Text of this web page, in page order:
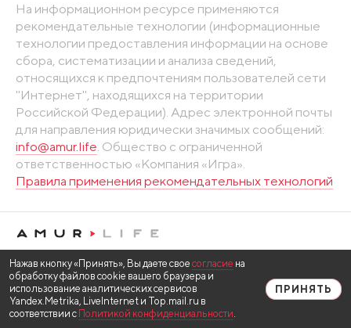
На информационном ресурсе применяются
рекомендательные технологии (информационные
технологии предоставления информации на основе
сбора, систематизации и анализа сведений,
относящихся к предпочтениям пользователей сети
"Интернет", находящихся на территории
Российской Федерации). Адрес электронной почты
для направления юридически значимых сообщений:
info@amur.life. Общество с ограниченной
ответственностью «Компания «Игра».
Правила применения рекомендательных технологий
Нажав кнопку «Принять», Вы даете свое согласие на
обработку файлов cookie вашего браузера и
использование аналитических сервисов
Yandex.Metrika, LiveInternet и Top.mail.ru в
соответствии с Политикой конфиденциальности.
ПРИНЯТЬ